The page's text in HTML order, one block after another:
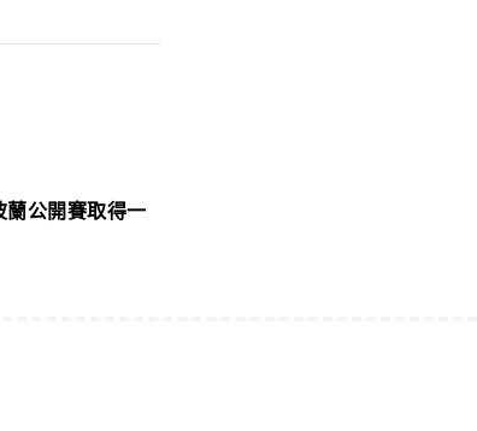
公開賽取得一